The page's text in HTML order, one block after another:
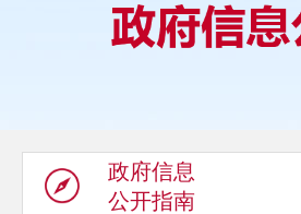
政府信息
公开指南